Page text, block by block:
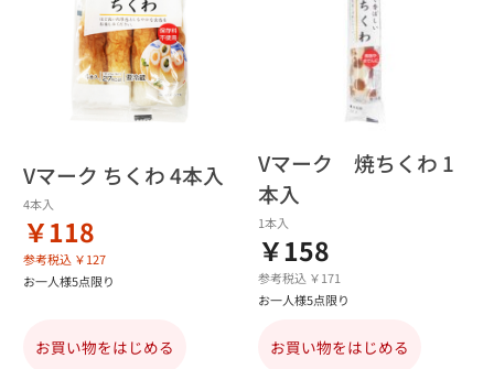
Vマーク ちくわ 4本入
4本入
￥118
参考税込 ￥127
お一人様5点限り
お買い物をはじめる
Vマーク 焼ちくわ 1
本入
1本入
￥158
参考税込 ￥171
お一人様5点限り
お買い物をはじめる